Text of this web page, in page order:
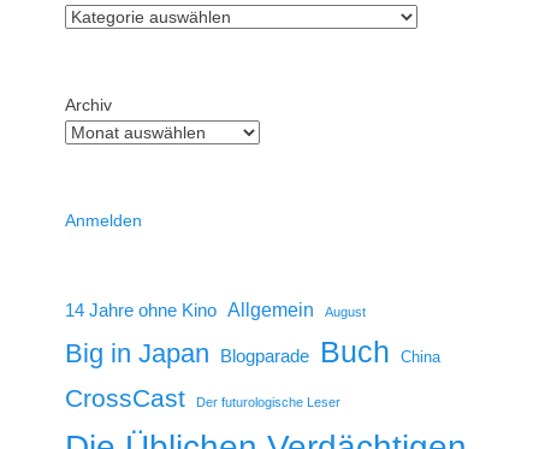
Archiv
Anmelden
14 Jahre ohne Kino Allgemein August
Big in Japan Blogparade Buch China
CrossCast Der futurologische Leser